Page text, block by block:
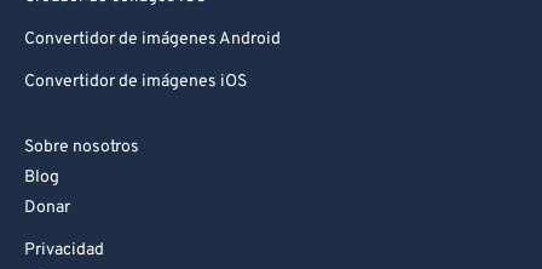
Convertidor de imágenes Android
Convertidor de imágenes iOS
Sobre nosotros
Blog
Donar
Privacidad